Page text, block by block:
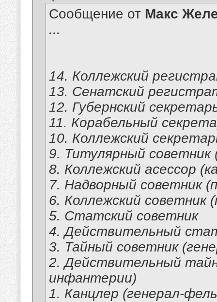
Сообщение от Макс
...
14. Коллежский
13. Сенатский
12. Губернский
11. Корабельный
10. Коллежский
9. Титулярный
8. Коллежский асессор
7. Надворный советник
6. Коллежский советник
5. Статский советник
4. Действительный
3. Тайный советник
2. Действительный
инфантерии)
1. Канцлер (генерал-